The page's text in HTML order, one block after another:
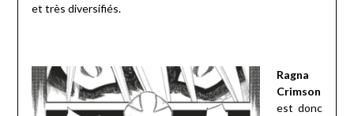
et très diversifiés.
Ragna
Crimson
est donc